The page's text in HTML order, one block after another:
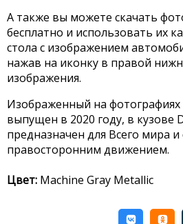
А также вы можете скачать
бесплатно и использовать их
стола с изображением
нажав на иконку в правой
изображения.
Изображенный на
выпущен в 2020 году, в кузове
предназначен для Всего мира и
правосторонним движением.
Цвет: Machine Gray Metallic